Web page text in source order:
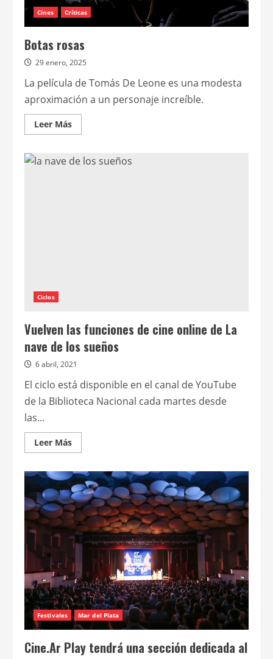
Cines Críticas
Botas rosas
29 enero, 2025
La película de Tomás De Leone es una modesta
aproximación a un personaje increíble.
Leer MásLeer
más
Botas
rosas
Ciclos
Vuelven las funciones de cine online de La
nave de los sueños
6 abril, 2021
El ciclo está disponible en el canal de YouTube
de la Biblioteca Nacional cada martes desde
las...
Leer MásLeer
más
Vuelven
las
funciones
de
cine
online
de
La
nave
los
sueños
Festivales Mar del Plata
Cine.Ar Play tendrá una sección dedicada al